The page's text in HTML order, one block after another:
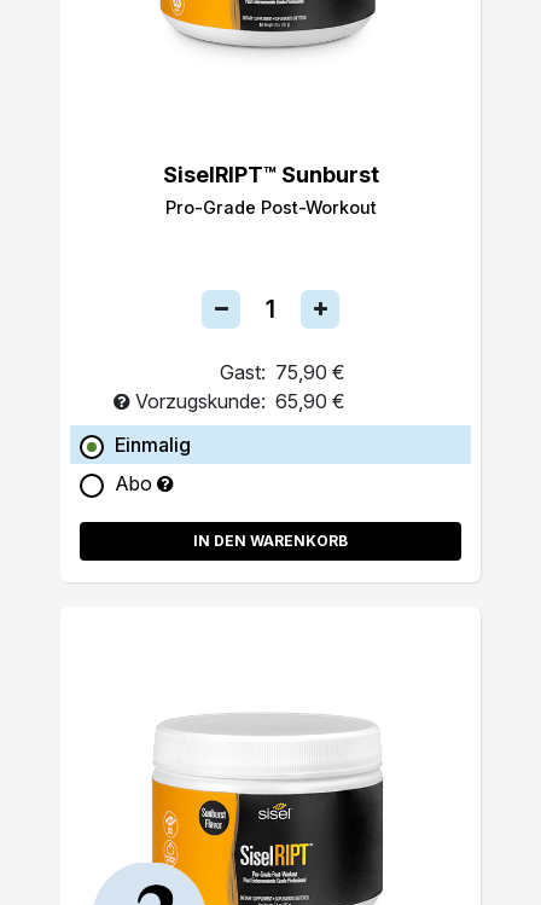
SiselRIPT™ Sunburst
Pro-Grade Post-Workout
Gast: 75,90 €
Vorzugskunde: 65,90 €
Einmalig
Abo
IN DEN WARENKORB